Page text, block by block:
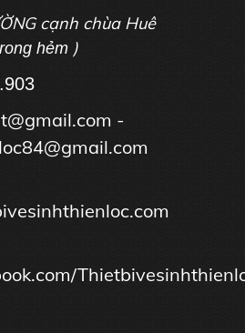
cạnh chùa Huê
hẻm )
-